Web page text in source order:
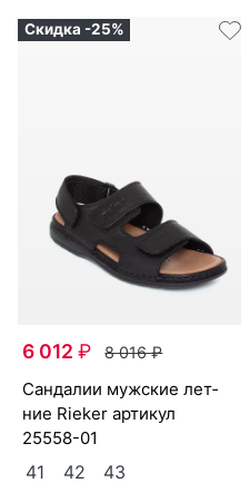
Скидка -25%
6 012₽ 8 016₽
сан­да­лии мужс­кие лет­
ние Ri­eker артикул
25558-01
41 42 43